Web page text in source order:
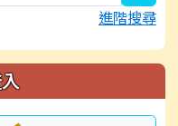
進階搜尋